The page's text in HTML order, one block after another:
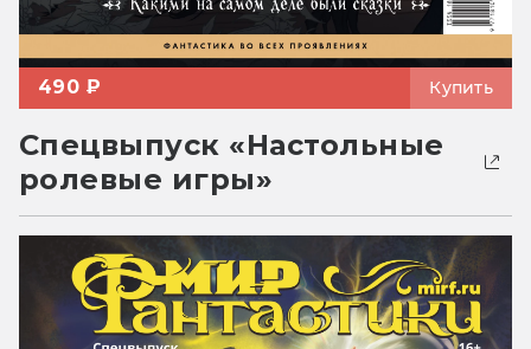
490 ₽ Купить
Спецвыпуск «Настольные
ролевые игры»